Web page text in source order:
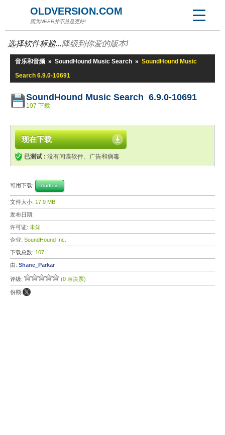
OLDVERSION.COM
因为NEER并不总是更好!
选择软件标题...降级到你爱的版本!
音乐和音频 » SoundHound Music Search » SoundHound Music
Search 6.9.0-10691
SoundHound Music Search 6.9.0-10691
107 下载
现在下载
已测试 : 没有间谍软件、广告和病毒
可用下载: Android
文件大小: 17.9 MB
发布日期:
许可证: 未知
企业: SoundHound Inc.
下载总数: 107
由: Shane_Parkar
评级: (0 表决票)
份额: